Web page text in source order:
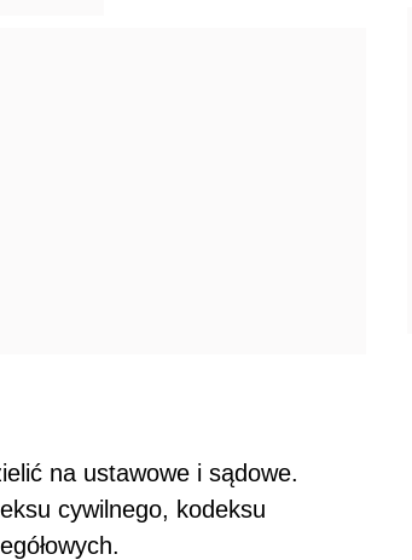
na ustawowe i sądowe.
cywilnego, kodeksu